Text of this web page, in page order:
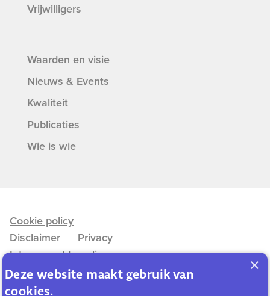
Vrijwilligers
Waarden en visie
Nieuws & Events
Kwaliteit
Publicaties
Wie is wie
Cookie policy
Disclaimer
Privacy
Interne meldregeling
×
Deze website maakt gebruik van
cookies.